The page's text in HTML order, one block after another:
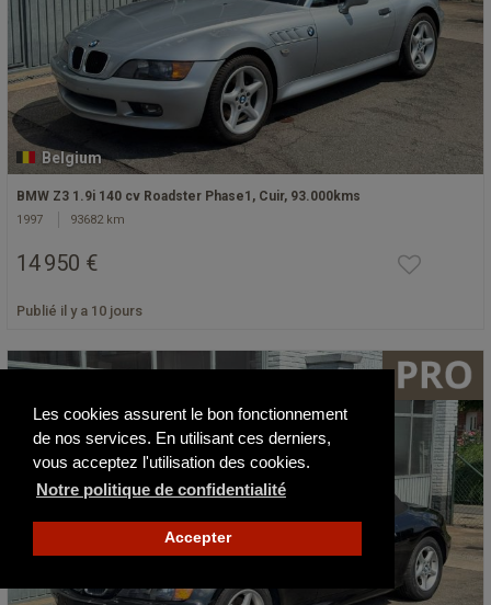
Les cookies assurent le bon fonctionnement
de nos services. En utilisant ces derniers,
vous acceptez l'utilisation des cookies.
Notre politique de confidentialité
Accepter
Belgium
BMW Z3 1.9i 140 cv Roadster Phase1, Cuir, 93.000kms
1997 93682 km
14 950 €
Publié il y a 10 jours